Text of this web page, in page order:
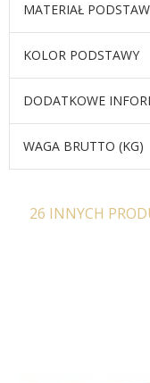
MATERIAŁ
KOLOR PODSTAWY
DODATKOWE
WAGA BRUTTO (KG)
26 INNYCH